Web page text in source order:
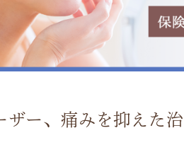
ザー、痛みを抑えた治